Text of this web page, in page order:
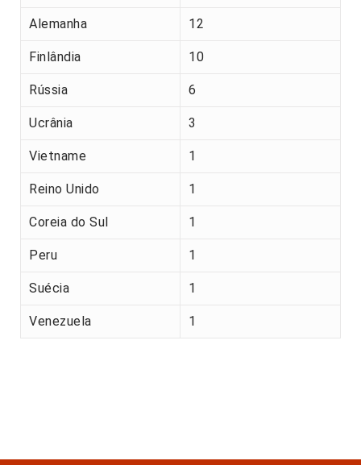
Alemanha 12
Finlândia 10
Rússia 6
Ucrânia 3
Vietname 1
Reino Unido 1
Coreia do Sul 1
Peru 1
Suécia 1
Venezuela 1